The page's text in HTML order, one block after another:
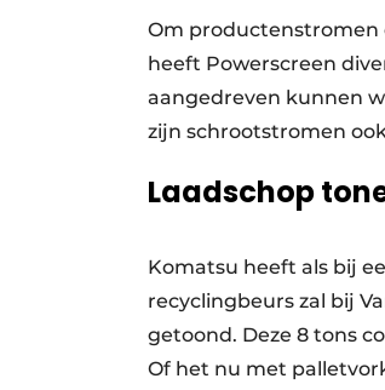
Om productenstromen
heeft Powerscreen
aangedreven kunnen
zijn schrootstromen
Laadschop
Komatsu heeft als bij
recyclingbeurs zal bij
getoond. Deze 8 tons
Of het nu met